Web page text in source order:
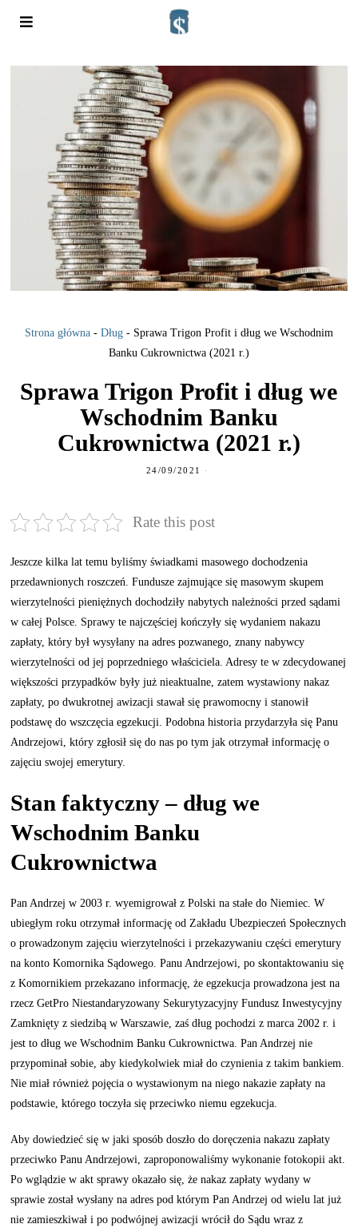
Strona główna- Dług- Sprawa Trigon Profit i dług we Wschodnim
Banku Cukrownictwa (2021 r.)
Sprawa Trigon Profit i dług we
Wschodnim Banku
Cukrownictwa (2021 r.)
24/09/2021
Rate this post
Jeszcze kilka lat temu byliśmy świadkami masowego dochodzenia
przedawnionych roszczeń. Fundusze zajmujące się masowym skupem
wierzytelności pieniężnych dochodziły nabytych należności przed sądami
w całej Polsce. Sprawy te najczęściej kończyły się wydaniem nakazu
zapłaty, który był wysyłany na adres pozwanego, znany nabywcy
wierzytelności od jej poprzedniego właściciela. Adresy te w zdecydowanej
większości przypadków były już nieaktualne, zatem wystawiony nakaz
zapłaty, po dwukrotnej awizacji stawał się prawomocny i stanowił
podstawę do wszczęcia egzekucji. Podobna historia przydarzyła się Panu
Andrzejowi, który zgłosił się do nas po tym jak otrzymał informację o
zajęciu swojej emerytury.
Stan faktyczny – dług we
Wschodnim Banku
Cukrownictwa
Pan Andrzej w 2003 r. wyemigrował z Polski na stałe do Niemiec. W
ubiegłym roku otrzymał informację od Zakładu Ubezpieczeń Społecznych
o prowadzonym zajęciu wierzytelności i przekazywaniu części emerytury
na konto Komornika Sądowego. Panu Andrzejowi, po skontaktowaniu się
z Komornikiem przekazano informację, że egzekucja prowadzona jest na
rzecz GetPro Niestandaryzowany Sekurytyzacyjny Fundusz Inwestycyjny
Zamknięty z siedzibą w Warszawie, zaś dług pochodzi z marca 2002 r. i
jest to dług we Wschodnim Banku Cukrownictwa. Pan Andrzej nie
przypominał sobie, aby kiedykolwiek miał do czynienia z takim bankiem.
Nie miał również pojęcia o wystawionym na niego nakazie zapłaty na
podstawie, którego toczyła się przeciwko niemu egzekucja.
Aby dowiedzieć się w jaki sposób doszło do doręczenia nakazu zapłaty
przeciwko Panu Andrzejowi, zaproponowaliśmy wykonanie fotokopii akt.
Po wglądzie w akt sprawy okazało się, że nakaz zapłaty wydany w
sprawie został wysłany na adres pod którym Pan Andrzej od wielu lat już
nie zamieszkiwał i po podwójnej awizacji wrócił do Sądu wraz z